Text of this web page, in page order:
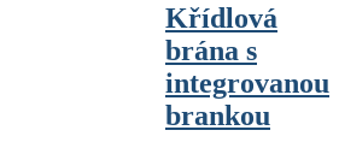
Křídlová
brána s
integrovanou
brankou